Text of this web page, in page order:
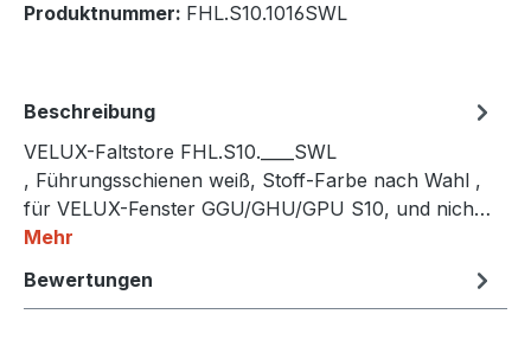
Produktnummer: FHL.S10.1016SWL
Beschreibung
VELUX-Faltstore FHL.S10.____SWL
, Führungsschienen weiß, Stoff-Farbe nach Wahl ,
für VELUX-Fenster GGU/GHU/GPU S10, und nich…
Mehr
Bewertungen